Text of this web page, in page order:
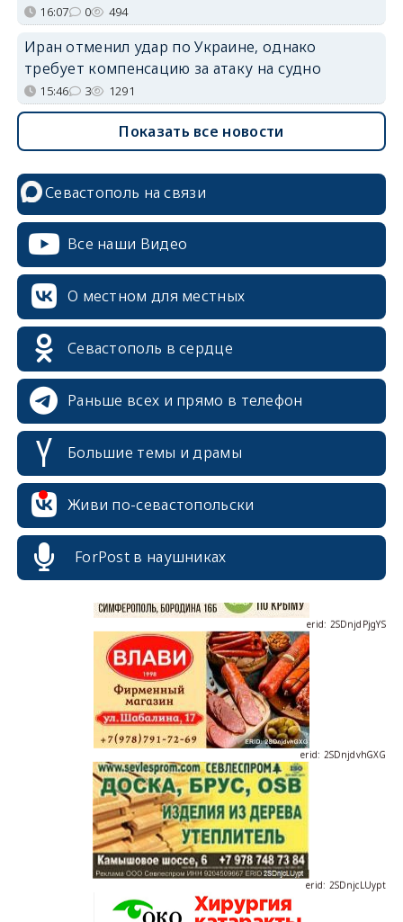
16:07 0 494
Иран отменил удар по Украине, однако
требует компенсацию за атаку на судно
15:46 3 1291
Показать все новости
Севастополь на связи
Все наши Видео
О местном для местных
Севастополь в сердце
Раньше всех и прямо в телефон
Большие темы и драмы
Живи по-севастопольски
ForPost в наушниках
erid: 2SDnjcrDNw6
erid: 2SDnjdPjgYS
erid: 2SDnjdvhGXG
erid: 2SDnjcLUypt